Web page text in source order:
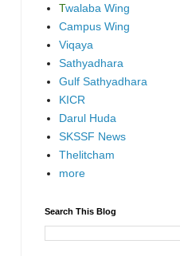
Twalaba Wing
Campus Wing
Viqaya
Sathyadhara
Gulf Sathyadhara
KICR
Darul Huda
SKSSF News
Thelitcham
more
Search This Blog